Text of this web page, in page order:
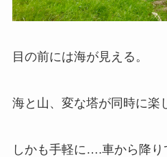
目の前には海が見える。
海と山、変な塔が同時に楽
しかも手軽に….車から降り